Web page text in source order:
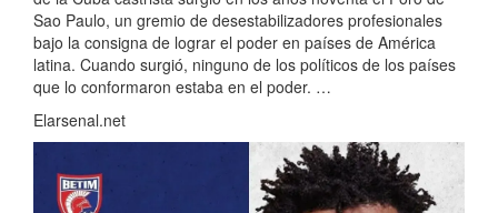
Sao Paulo, un gremio de desestabilizadores profesionales
bajo la consigna de lograr el poder en países de América
latina. Cuando surgió, ninguno de los políticos de los países
que lo conformaron estaba en el poder. …
Elarsenal.net